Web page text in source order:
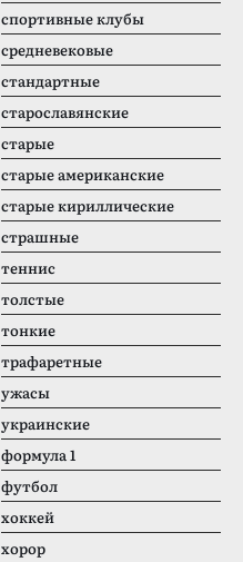
спортивные клубы
средневековые
стандартные
старославянские
старые
старые американские
старые кириллические
страшные
теннис
толстые
тонкие
трафаретные
ужасы
украинские
формула 1
футбол
хоккей
хорор